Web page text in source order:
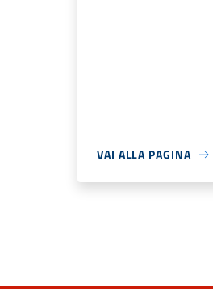
VAI ALLA PAGINA